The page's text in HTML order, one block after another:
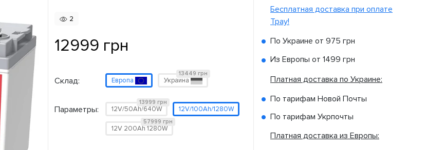
2
12999 грн
Склад: Европа Украина
13449 грн
Параметры: 12V/50Ah/640W
13999 грн
12V/100Ah/1280W
12V 200Ah 1280W
57999 грн
Бесплатная доставка при оплате
Tpay!
По Украине от 975 грн
Из Европы от 1499 грн
Платная доставка по Украине:
По тарифам Новой Почты
По тарифам Укрпочты
Платная доставка из Европы: